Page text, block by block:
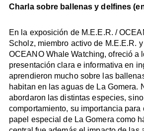
Charla sobre ballenas y delfines
En la exposición de M.E.E.R. /
Scholz, miembro activo de M.E.E.R.
OCEANO Whale Watching, ofreció a
presentación clara e informativa en
aprendieron mucho sobre las
habitan en las aguas de La Gomera.
abordaron las distintas especies,
comportamiento, su importancia para
papel especial de La Gomera como